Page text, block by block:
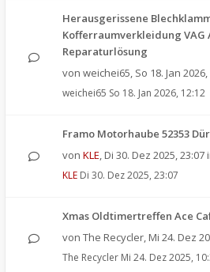
Herausgerissene
Kofferraumverkleidung VAG
Reparaturlösung
von weichei65, So 18. Jan
weichei65 So 18. Jan 2026, 12:12
Framo Motorhaube 52353
von KLE, Di 30. Dez 2025, 23:07
KLE Di 30. Dez 2025, 23:07
Xmas Oldtimertreffen Ace
von The Recycler, Mi 24. Dez
The Recycler Mi 24. Dez 2025,